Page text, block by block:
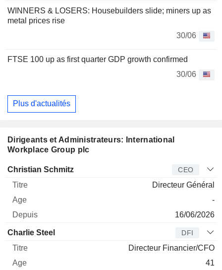
WINNERS & LOSERS: Housebuilders slide; miners up as
metal prices rise
30/06
FTSE 100 up as first quarter GDP growth confirmed
30/06
Plus d'actualités
Dirigeants et Administrateurs: International
Workplace Group plc
Dirigeant Titre Age
Christian Schmitz CEO
Directeur Général
-
16/06/2026
Charlie Steel DFI
Directeur Financier/CFO
41